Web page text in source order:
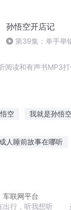
孙悟空开店记
第39集：单手举
读和有声书MP3打
空 我就是孙悟
人睡前故事在哪听
车联网平台
出行，听我想听